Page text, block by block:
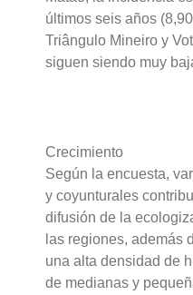
últimos seis años
Triângulo Mineiro y
siguen siendo muy
Crecimiento
Según la encuesta,
y coyunturales
difusión de la
las regiones, además
una alta densidad de
de medianas y